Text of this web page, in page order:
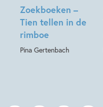
Zoekboeken –
Tien tellen in de
rimboe
Pina Gertenbach